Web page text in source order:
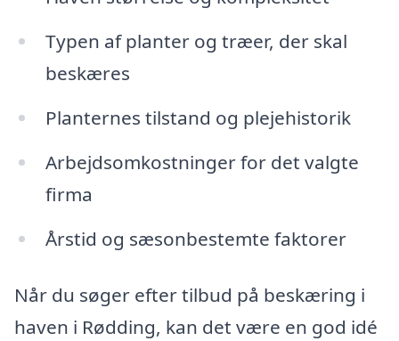
Typen af planter og træer, der skal
beskæres
Planternes tilstand og plejehistorik
Arbejdsomkostninger for det valgte
firma
Årstid og sæsonbestemte faktorer
Når du søger efter tilbud på beskæring i
haven i Rødding, kan det være en god idé